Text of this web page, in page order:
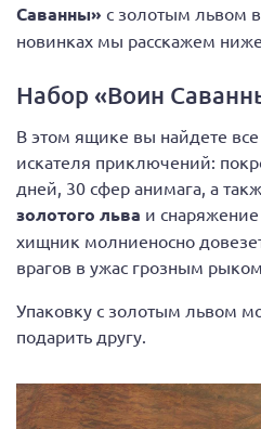
Саванны» с золотым львом
новинках мы расскажем ниже.
Набор «Воин
В этом ящике вы найдете
искателя приключений:
дней, 30 сфер анимага, а
золотого льва и
хищник молниеносно
врагов в ужас грозным рыком.
Упаковку с золотым львом
подарить другу.